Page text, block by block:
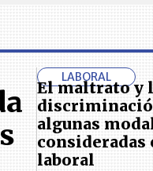
LABORAL
El maltrato y
algunas
consideradas
laboral